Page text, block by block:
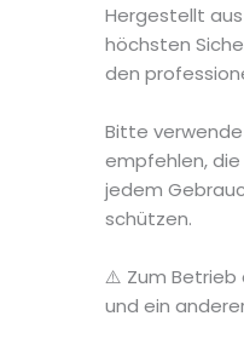
Hergestellt
höchsten
den
Bitte
empfehlen,
jedem
schützen.
⚠️ Zum Betrieb
und ein